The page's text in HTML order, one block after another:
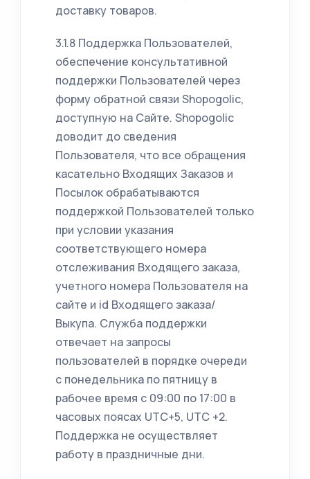
доставку товаров.
3.1.8 Поддержка Пользователей,
обеспечение консультативной
поддержки Пользователей через
форму обратной связи Shopogolic,
доступную на Сайте. Shopogolic
доводит до сведения
Пользователя, что все обращения
касательно Входящих Заказов и
Посылок обрабатываются
поддержкой Пользователей только
при условии указания
соответствующего номера
отслеживания Входящего заказа,
учетного номера Пользователя на
сайте и id Входящего заказа/
Выкупа. Служба поддержки
отвечает на запросы
пользователей в порядке очереди
с понедельника по пятницу в
рабочее время с 09:00 по 17:00 в
часовых поясах UTC+5, UTC +2.
Поддержка не осуществляет
работу в праздничные дни.